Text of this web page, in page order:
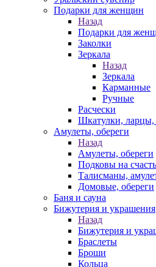
Подарки для женщин
Назад
Подарки для
Заколки
Зеркала
Назад
Зеркала
Карманные
Ручные
Расчески
Шкатулки,
Амулеты, обереги
Назад
Амулеты, обереги
Подковы на
Талисманы,
Домовые, обереги
Баня и сауна
Бижутерия и украшения
Назад
Бижутерия и
Браслеты
Броши
Кольца